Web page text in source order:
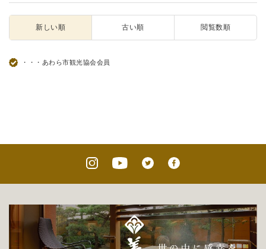
新しい順 古い順 閲覧数順
・・・あわら市観光協会会員